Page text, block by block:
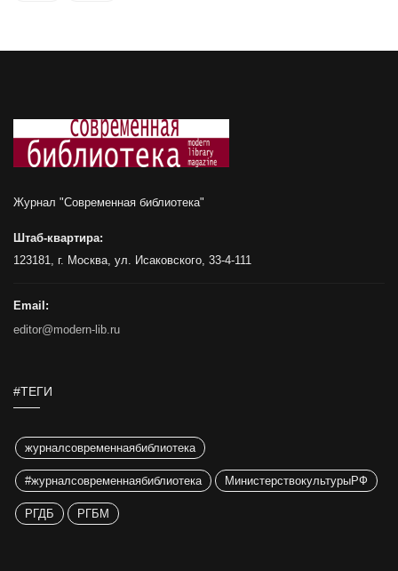
Журнал "Современная библиотека"
Штаб-квартира:
123181, г. Москва, ул. Исаковского, 33-4-111
Email:
editor@modern-lib.ru
#ТЕГИ
журналсовременнаябиблиотека
#журналсовременнаябиблиотека МинистерствокультурыРФ
РГДБ РГБМ